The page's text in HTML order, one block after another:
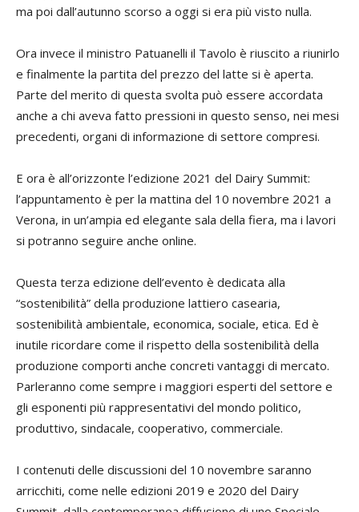
ma poi dall’autunno scorso a oggi si era più visto nulla.
Ora invece il ministro Patuanelli il Tavolo è riuscito a riunirlo
e finalmente la partita del prezzo del latte si è aperta.
Parte del merito di questa svolta può essere accordata
anche a chi aveva fatto pressioni in questo senso, nei mesi
precedenti, organi di informazione di settore compresi.
E ora è all’orizzonte l’edizione 2021 del Dairy Summit:
l’appuntamento è per la mattina del 10 novembre 2021 a
Verona, in un’ampia ed elegante sala della fiera, ma i lavori
si potranno seguire anche online.
Questa terza edizione dell’evento è dedicata alla
“sostenibilità” della produzione lattiero casearia,
sostenibilità ambientale, economica, sociale, etica. Ed è
inutile ricordare come il rispetto della sostenibilità della
produzione comporti anche concreti vantaggi di mercato.
Parleranno come sempre i maggiori esperti del settore e
gli esponenti più rappresentativi del mondo politico,
produttivo, sindacale, cooperativo, commerciale.
I contenuti delle discussioni del 10 novembre saranno
arricchiti, come nelle edizioni 2019 e 2020 del Dairy